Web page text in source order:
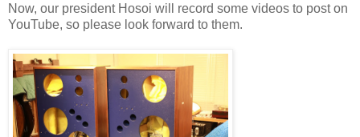
Now, our president Hosoi will record some videos to post on
YouTube, so please look forward to them.